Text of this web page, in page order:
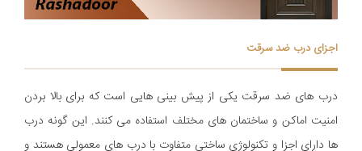
اجزای درب ضد سرقت
درب های ضد سرقت یکی از پیش بینی هایی است که برای بالا بردن
امنیت اماکن و ساختمان های مختلف استفاده می کنند. این گونه درب
ها دارای اجزا و تکنولوژی ساختی متفاوت با درب های معمولی هستند و